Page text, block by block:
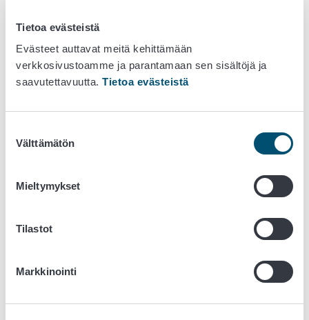
Tietoa evästeistä
Evästeet auttavat meitä kehittämään
verkkosivustoamme ja parantamaan sen sisältöjä ja
saavutettavuutta. Tietoa evästeistä
valinta
Välttämätön
Mieltymykset
Tilastot
Markkinointi
Hankkeen vastuullinen johtaja:
Olli Vapalahti, professori, Helsingin yliopisto, virologian
osasto, eläinlääketieteellisten biotieteiden osasto
eläinpatologianjaosto
Yhteistyötahot:
Ilmatieteen laitos;
Turun yliopisto;